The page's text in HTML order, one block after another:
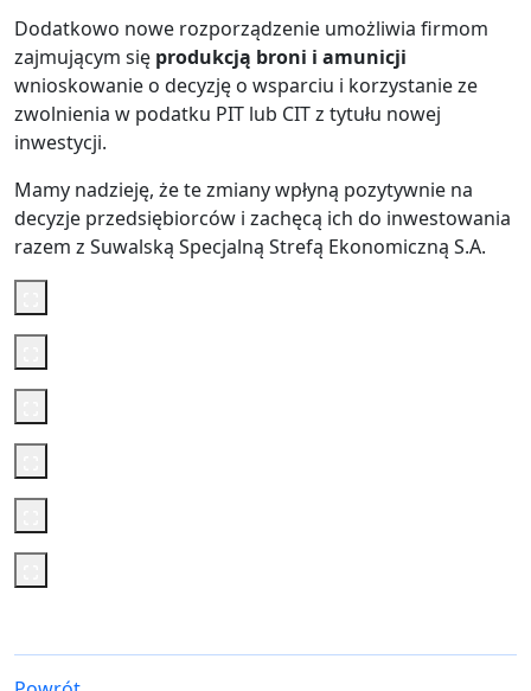
Dodatkowo nowe rozporządzenie umożliwia firmom
zajmującym się produkcją broni i amunicji
wnioskowanie o decyzję o wsparciu i korzystanie ze
zwolnienia w podatku PIT lub CIT z tytułu nowej
inwestycji.
Mamy nadzieję, że te zmiany wpłyną pozytywnie na
decyzje przedsiębiorców i zachęcą ich do inwestowania
razem z Suwalską Specjalną Strefą Ekonomiczną S.A.